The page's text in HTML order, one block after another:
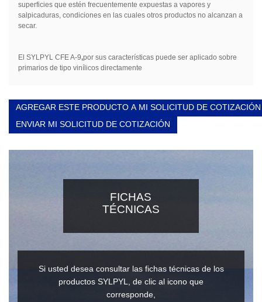
superficies que estén frecuentemente expuestas a vapores y
salpicaduras, condiciones en las cuales otros productos no alcanzan a
secar.
El SYLPYL CFE A-9,por sus características puede ser aplicado sobre
primarios de tipo vinílicos directamente
AGREGAR ESTE PRODUCTO A MI SOLICITUD DE COTIZACIÓN
ENVIAR MI SOLICITUD DE COTIZACIÓN
FICHAS
TÉCNICAS
Si usted desea consultar las fichas técnicas de los
productos SYLPYL, de clic al icono que
corresponde,